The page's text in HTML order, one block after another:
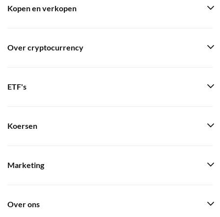
Kopen en verkopen
Over cryptocurrency
ETF's
Koersen
Marketing
Over ons